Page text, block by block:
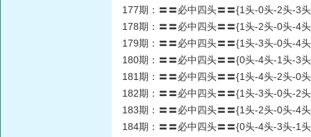
177期：〓〓必中四头〓〓{1头-0头-2头-3
178期：〓〓必中四头〓〓{1头-2头-0头-4
179期：〓〓必中四头〓〓{1头-3头-0头-4
180期：〓〓必中四头〓〓{0头-4头-1头-3
181期：〓〓必中四头〓〓{1头-4头-2头-0
182期：〓〓必中四头〓〓{1头-3头-0头-2
183期：〓〓必中四头〓〓{1头-2头-0头-4
184期：〓〓必中四头〓〓{0头-4头-3头-1